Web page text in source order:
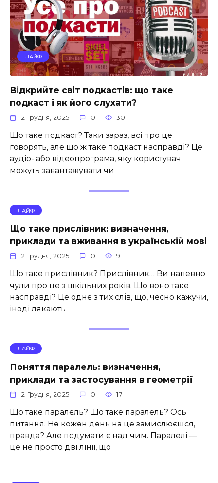
ЛАЙФ
Відкрийте світ подкастів: що таке
подкаст і як його слухати?
2 Грудня, 2025 0 30
Що таке подкаст? Таки зараз, всі про це
говорять, але що ж таке подкаст насправді? Це
аудіо- або відеопрограма, яку користувачі
можуть завантажувати чи
ЛАЙФ
Що таке прислівник: визначення,
приклади та вживання в українській мові
2 Грудня, 2025 0 9
Що таке прислівник? Прислівник… Ви напевно
чули про це з шкільних років. Що воно таке
насправді? Це одне з тих слів, що, чесно кажучи,
іноді лякають
ЛАЙФ
Поняття паралель: визначення,
приклади та застосування в геометрії
2 Грудня, 2025 0 17
Що таке паралель? Що таке паралель? Ось
питання. Не кожен день на це замислюєшся,
правда? Але подумати є над чим. Паралелі —
це не просто дві лінії, що